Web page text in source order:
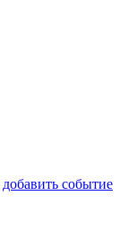
добавить событие